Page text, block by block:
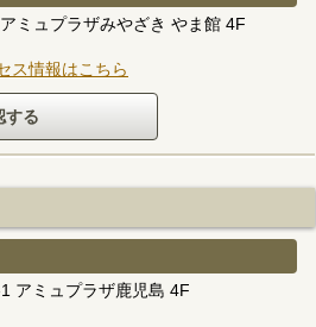
ミュプラザみやざき やま館 4F
ス情報はこちら
アミュプラザ鹿児島 4F